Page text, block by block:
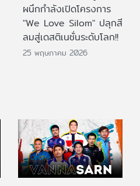
ผนึกกำลังเปิดโครงการ
"We Love Silom" ปลุกสี
ลมสู่เดสติเนชั่นระดับโลก!!
25 พฤษภาคม 2026